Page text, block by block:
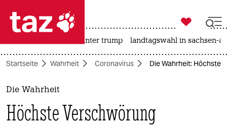
 taz zahl ich
taz zahl ich
themen
politik

taz zahl ich
usa unter trump landtagswahl in sachsen-
Startseite Wahrheit Coronavirus Die Wahrheit: Höchste
Die Wahrheit
Höchste Verschwörung